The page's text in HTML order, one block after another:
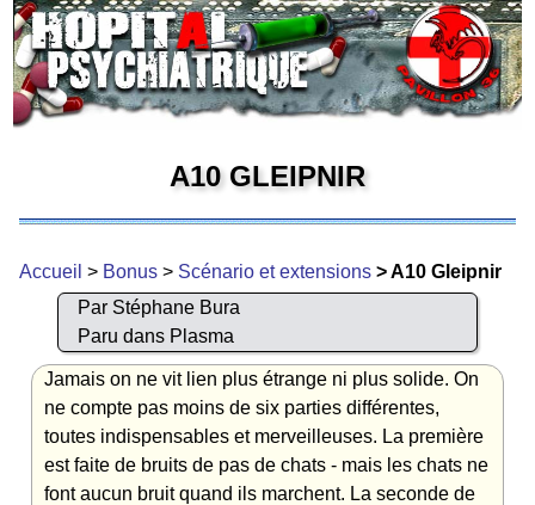
A10 GLEIPNIR
Accueil > Bonus > Scénario et extensions > A10 Gleipnir
Par Stéphane Bura
Paru dans Plasma
Jamais on ne vit lien plus étrange ni plus solide. On
ne compte pas moins de six parties différentes,
toutes indispensables et merveilleuses. La première
est faite de bruits de pas de chats - mais les chats ne
font aucun bruit quand ils marchent. La seconde de